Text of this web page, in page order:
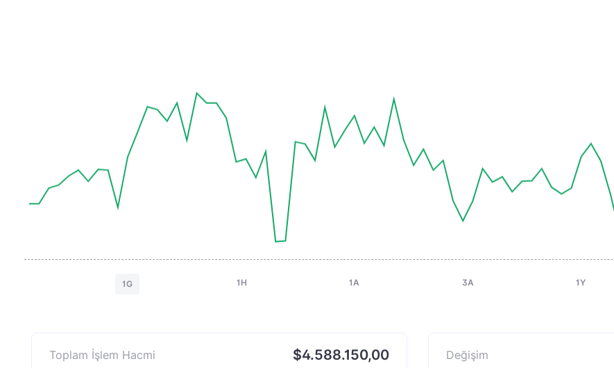
1G 1H 1A 3A 1Y
Toplam İşlem Hacmi $4.588.150,00 Değişim